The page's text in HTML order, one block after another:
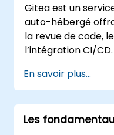
développement
de pipelines
Gitea est un
auto-hébergé
la revue de code,
l’intégration CI/
et GitLab.com
conserver un
source, sans être
d’utilisation
En savoir plus...
Les